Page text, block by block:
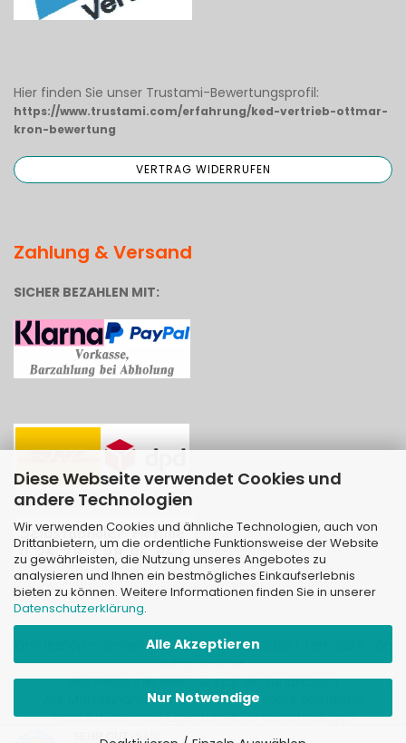
Diese Webseite verwendet Cookies und
andere Technologien
Wir verwenden Cookies und ähnliche Technologien, auch von
Drittanbietern, um die ordentliche Funktionsweise der Website
zu gewährleisten, die Nutzung unseres Angebotes zu
analysieren und Ihnen ein bestmögliches Einkaufserlebnis
bieten zu können. Weitere Informationen finden Sie in unserer
Datenschutzerklärung.
Alle Akzeptieren
Nur Notwendige
Hier finden Sie unser Trustami-Bewertungsprofil:
https://www.trustami.com/erfahrung/ked-vertrieb-ottmar-
kron-bewertung
Zahlung & Versand
SICHER BEZAHLEN MIT:
mit Gambio.de © 2026 | Template von
JungCreative.
Alle Preise inkl. MwSt. & zzgl. Versandkosten
Alle Markennamen, Warenzeichen sowie sämtliche
Produktbilder sind Eigentum Ihrer rechtmäßigen
Eigentümer und dienen hier nur der Beschreibung.
SEHR GUT (5 / 5)